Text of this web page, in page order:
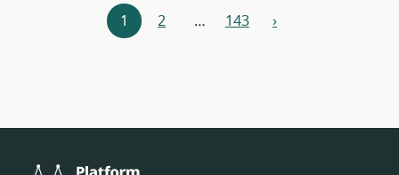
Kaynaklar
navigasyonu
1 2 … 143 Sonraki
›